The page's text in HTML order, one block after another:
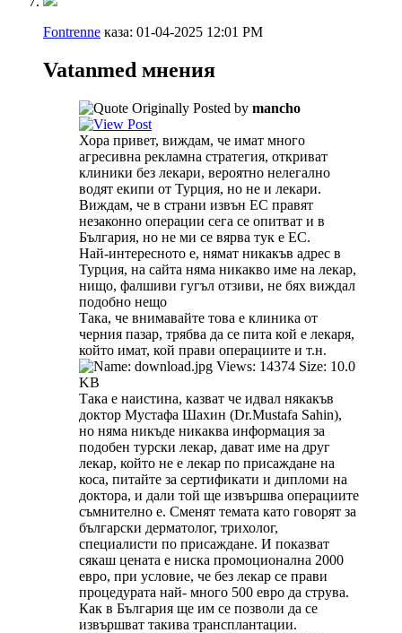
Fontrenne каза: 01-04-2025 12:01 PM
Vatanmed мнения
Originally Posted by mancho
Хора привет, виждам, че имат много
агресивна рекламна стратегия, откриват
клиники без лекари, вероятно нелегално
водят екипи от Турция, но не и лекари.
Виждам, че в страни извън ЕС правят
незаконно операции сега се опитват и в
България, но не ми се вярва тук е ЕС.
Най-интересното е, нямат никакъв адрес в
Турция, на сайта няма никакво име на лекар,
нищо, фалшиви гугъл отзиви, не бях виждал
подобно нещо
Така, че внимавайте това е клиника от
черния пазар, трябва да се пита кой е лекаря,
който имат, кой прави операциите и т.н.
Така е наистина, казват че идвал някакъв
доктор Мустафа Шахин (Dr.Mustafa Sahin),
но няма никъде никаква информация за
подобен турски лекар, дават име на друг
лекар, който не е лекар по присаждане на
коса, питайте за сертификати и дипломи на
доктора, и дали той ще извършва операциите
съмнително е. Сменят темата като говорят за
български дерматолог, трихолог,
специалисти по присаждане. И показват
сякаш цената е ниска промоционална 2000
евро, при условие, че без лекар се прави
процедурата най- много 500 евро да струва.
Как в България ще им се позволи да се
извършват такива трансплантации.